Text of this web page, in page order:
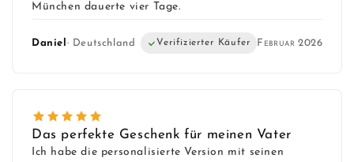
München dauerte vier Tage.
Daniel · Deutschland Verifizierter Käufer Februar 2026
Das perfekte Geschenk für meinen Vater
Ich habe die personalisierte Version mit seinen